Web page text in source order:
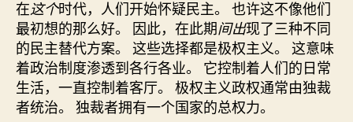
在这个时代，人们开始怀疑民主。 也许这不像他们
最初想的那么好。 因此，在此期间出现了三种不同
的民主替代方案。 这些选择都是极权主义。 这意味
着政治制度渗透到各行各业。 它控制着人们的日常
生活，一直控制着客厅。 极权主义政权通常由独裁
者统治。 独裁者拥有一个国家的总权力。